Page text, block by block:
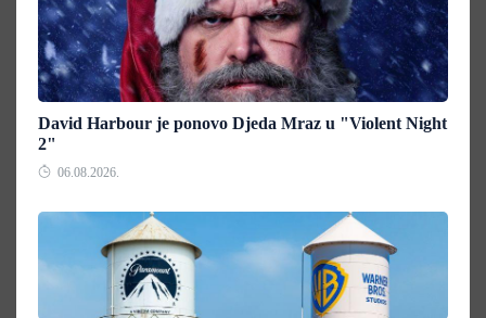
David Harbour je ponovo Djeda Mraz u "Violent Night
2"
06.08.2026.